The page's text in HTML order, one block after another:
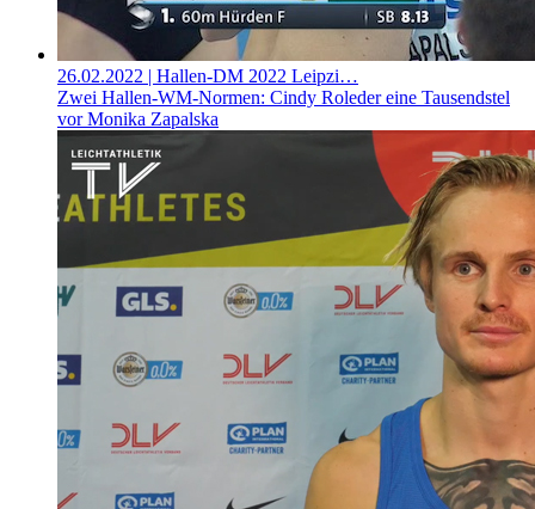
26.02.2022 | Hallen-DM 2022 Leipzi…
Zwei Hallen-WM-Normen: Cindy Roleder eine Tausendstel
vor Monika Zapalska